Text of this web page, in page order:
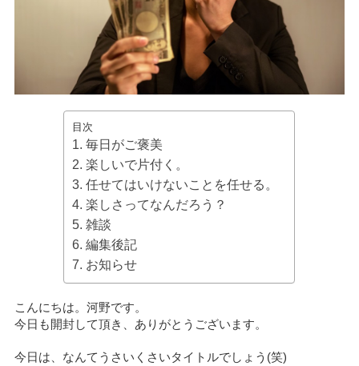
目次
毎日がご褒美
楽しいで片付く。
任せてはいけないことを任せる。
楽しさってなんだろう？
雑談
編集後記
お知らせ
こんにちは。河野です。
今日も開封して頂き、ありがとうございます。
今日は、なんてうさいくさいタイトルでしょう(笑)